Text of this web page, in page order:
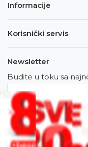
Informacije
Korisnički servis
Newsletter
Budite u toku sa